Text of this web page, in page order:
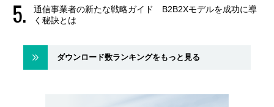
通信事業者の新たな戦略ガイド B2B2Xモデルを成功に導
く秘訣とは
ダウンロード数ランキングをもっと見る